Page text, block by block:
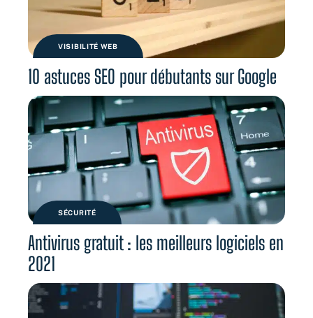
VISIBILITÉ WEB
10 astuces SEO pour débutants sur Google
SÉCURITÉ
Antivirus gratuit : les meilleurs logiciels en
2021